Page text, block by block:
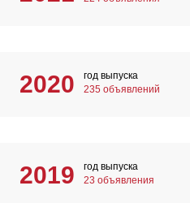
2020
год выпуска
235 объявлений
2019
год выпуска
23 объявления